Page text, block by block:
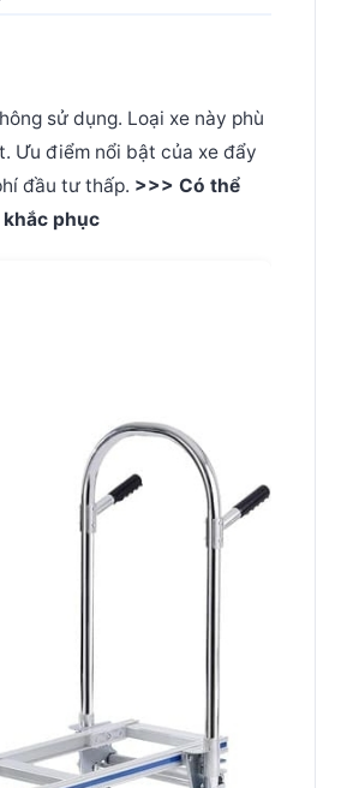
sử dụng. Loại xe này phù
Ưu điểm nổi bật của xe đẩy
đầu tư thấp. >>> Có thể
phục